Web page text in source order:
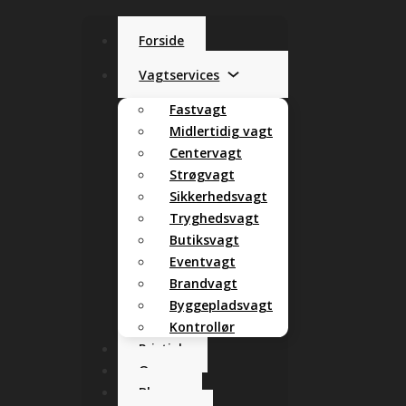
Forside
Vagtservices
Fastvagt
Midlertidig vagt
Centervagt
Strøgvagt
Sikkerhedsvagt
Tryghedsvagt
Butiksvagt
Eventvagt
Brandvagt
Byggepladsvagt
Kontrollør
Pristjek
Om os
Blog